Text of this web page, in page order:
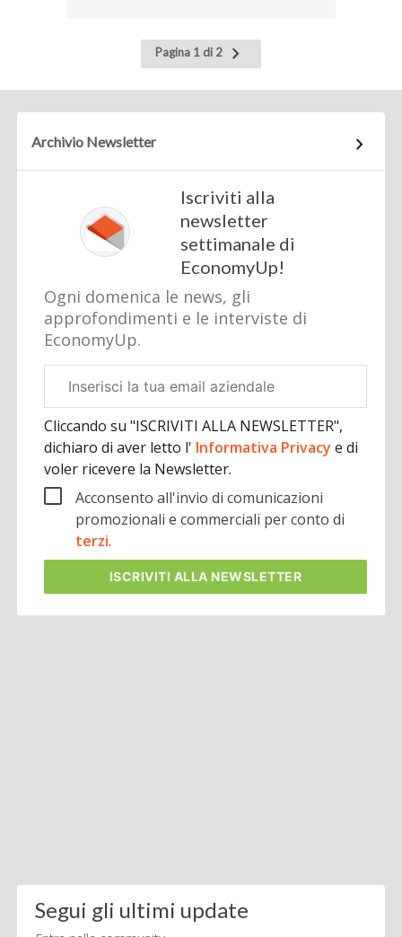
Pagina 1 di 2
Pagina
successiva
Archivio Newsletter
Iscriviti alla
newsletter
settimanale di
EconomyUp!
Ogni domenica le news, gli
approfondimenti e le interviste di
EconomyUp.
aziendale
Cliccando su "ISCRIVITI ALLA NEWSLETTER",
dichiaro di aver letto l' Informativa Privacye di
voler ricevere la Newsletter.
Acconsento all'invio di comunicazioni
promozionali e commerciali per conto di
terzi.
ISCRIVITI ALLA NEWSLETTER
Segui gli ultimi update